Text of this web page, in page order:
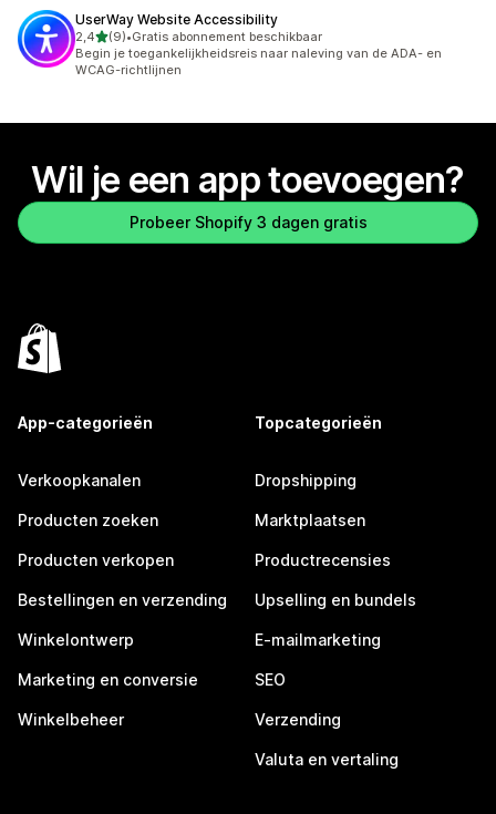
UserWay Website Accessibility
2,4van 5 sterren
(9)
9 recensies in totaal
•Gratis abonnement beschikbaar
Begin je toegankelijkheidsreis naar naleving van de ADA- en
WCAG-richtlijnen
Wil je een app toevoegen?
Probeer Shopify 3 dagen gratis
App-categorieën
Verkoopkanalen
Producten zoeken
Producten verkopen
Bestellingen en verzending
Winkelontwerp
Marketing en conversie
Winkelbeheer
Topcategorieën
Dropshipping
Marktplaatsen
Productrecensies
Upselling en bundels
E-mailmarketing
SEO
Verzending
Valuta en vertaling